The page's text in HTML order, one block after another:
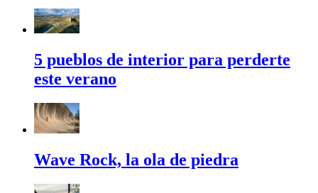
5 pueblos de interior para perderte
este verano
Wave Rock, la ola de piedra